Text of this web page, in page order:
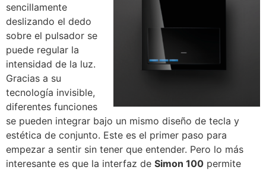
sencillamente
deslizando el dedo
sobre el pulsador se
puede regular la
intensidad de la luz.
Gracias a su
tecnología invisible,
diferentes funciones
se pueden integrar bajo un mismo diseño de tecla y
estética de conjunto. Este es el primer paso para
empezar a sentir sin tener que entender. Pero lo más
interesante es que la interfaz de Simon 100 permite